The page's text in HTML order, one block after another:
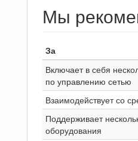
Мы
За
Включает в себя
по управлению сетью
Взаимодействует со
Поддерживает
оборудования